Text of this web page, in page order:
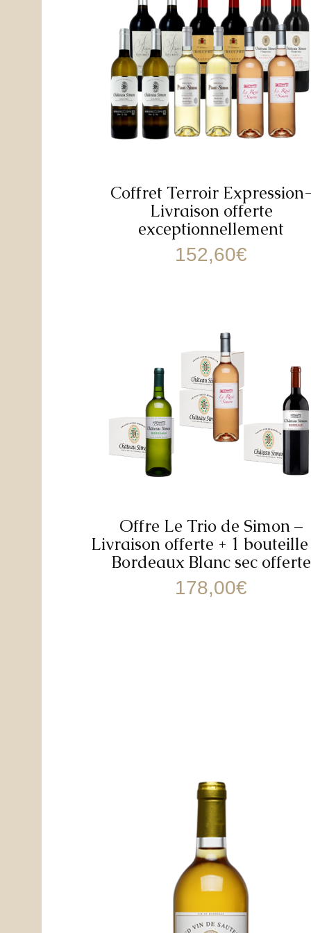
Coffret Terroir
Livraison offerte
exceptionnellement
152,60€
Offre Le Trio de Simon –
Livraison offerte + 1
Bordeaux Blanc sec offerte
178,00€